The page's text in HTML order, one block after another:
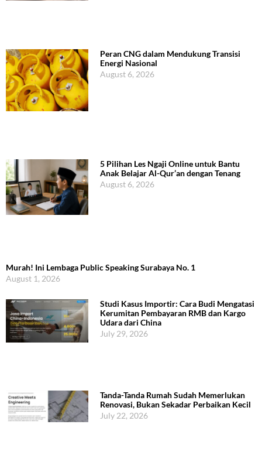
Peran CNG dalam Mendukung Transisi
Energi Nasional
August 6, 2026
5 Pilihan Les Ngaji Online untuk Bantu
Anak Belajar Al-Qur’an dengan Tenang
August 6, 2026
Murah! Ini Lembaga Public Speaking Surabaya No. 1
August 1, 2026
Studi Kasus Importir: Cara Budi Mengatasi
Kerumitan Pembayaran RMB dan Kargo
Udara dari China
July 29, 2026
Tanda-Tanda Rumah Sudah Memerlukan
Renovasi, Bukan Sekadar Perbaikan Kecil
July 22, 2026